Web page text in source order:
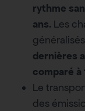
rythme
ans. Les
dernières
comparé à
Le
des